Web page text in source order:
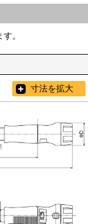
。
寸法を拡大